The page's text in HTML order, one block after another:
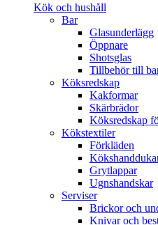
Kök och hushåll
Bar
Glasunderlägg
Öppnare
Shotsglas
Tillbehör till
Köksredskap
Kakformar
Skärbrädor
Köksredskap
Kökstextiler
Förkläden
Grytlappar
Ugnshandskar
Serviser
Brickor och
Knivar och